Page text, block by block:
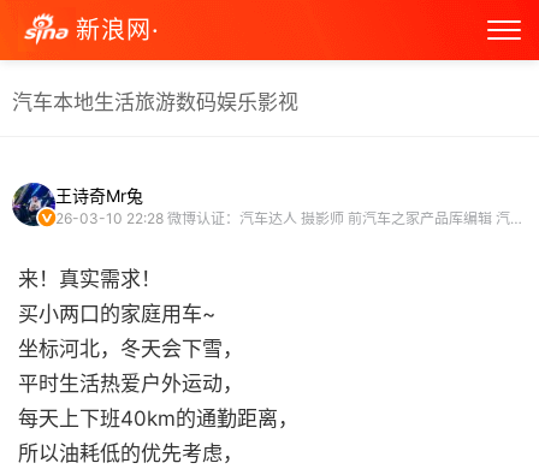
新浪网·
汽车本地生活旅游数码娱乐影视
王诗奇Mr兔
26-03-10 22:28 微博认证：汽车达人 摄影师 前汽车之家产品库编辑 汽车之家超级试驾员 汽车博主
来！真实需求！
买小两口的家庭用车~
坐标河北，冬天会下雪，
平时生活热爱户外运动，
每天上下班40km的通勤距离，
所以油耗低的优先考虑，